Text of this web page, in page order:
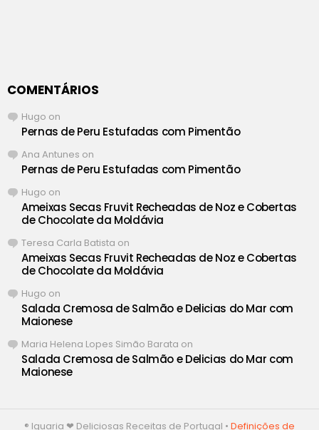
COMENTÁRIOS
Hugo on
Pernas de Peru Estufadas com Pimentão
Ana Antunes on
Pernas de Peru Estufadas com Pimentão
Hugo on
Ameixas Secas Fruvit Recheadas de Noz e Cobertas
de Chocolate da Moldávia
Teresa Carla Batista on
Ameixas Secas Fruvit Recheadas de Noz e Cobertas
de Chocolate da Moldávia
Hugo on
Salada Cremosa de Salmão e Delicias do Mar com
Maionese
Maria Helena Lopes Simão Barata on
Salada Cremosa de Salmão e Delicias do Mar com
Maionese
® Iguaria ❤ Deliciosas Receitas de Portugal • Definições de